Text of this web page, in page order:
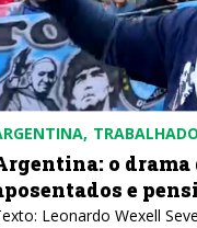
o drama
e
Leonardo Wexell